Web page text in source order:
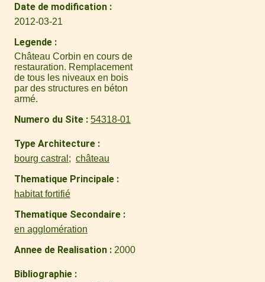
Date de modification
2012-03-21
Legende
Château Corbin en cours de
restauration. Remplacement
de tous les niveaux en bois
par des structures en béton
armé.
Numero du Site 54318-01
Type Architecture
bourg castral château
Thematique Principale
habitat fortifié
Thematique Secondaire
en agglomération
Annee de Realisation 2000
Bibliographie